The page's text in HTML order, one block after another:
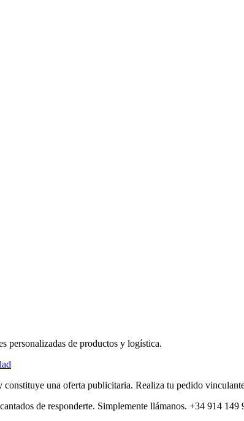
personalizadas de productos y logística.
una oferta publicitaria. Realiza tu pedido
de responderte. Simplemente llámanos. +34 914 149